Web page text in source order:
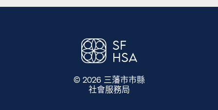
© 2026 三藩市市縣
社會服務局